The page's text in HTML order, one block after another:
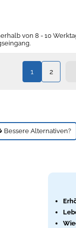
von 8 - 10
1 2
Bessere Alternativen?